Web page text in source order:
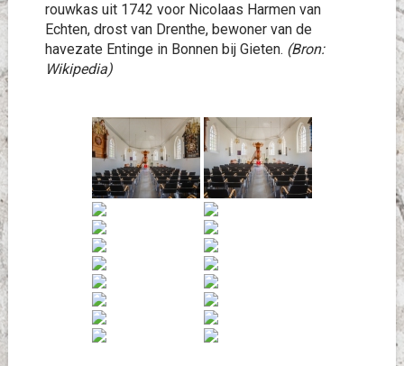
rouwkas uit 1742 voor Nicolaas Harmen van
Echten, drost van Drenthe, bewoner van de
havezate Entinge in Bonnen bij Gieten. (Bron:
Wikipedia)